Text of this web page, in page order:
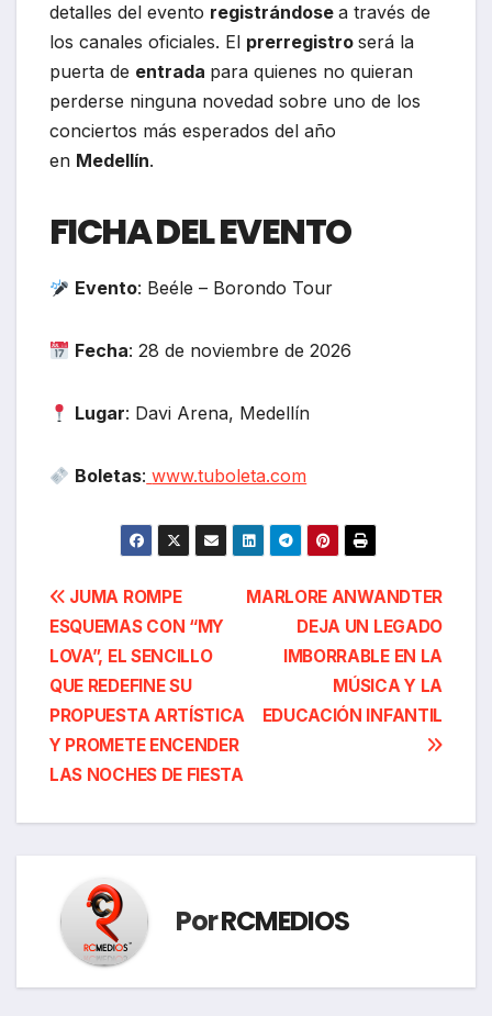
detalles del evento registrándose a través de
los canales oficiales. El prerregistro será la
puerta de entrada para quienes no quieran
perderse ninguna novedad sobre uno de los
conciertos más esperados del año
en Medellín.
FICHA DEL EVENTO
Evento: Beéle – Borondo Tour
Fecha: 28 de noviembre de 2026
Lugar: Davi Arena, Medellín
Boletas: www.tuboleta.com
Navegación
de
entradas
MARLORE ANWANDTER
DEJA UN LEGADO
IMBORRABLE EN LA
MÚSICA Y LA
EDUCACIÓN INFANTIL
JUMA ROMPE
ESQUEMAS CON “MY
LOVA”, EL SENCILLO
QUE REDEFINE SU
PROPUESTA ARTÍSTICA
Y PROMETE ENCENDER
LAS NOCHES DE FIESTA
PorRCMEDIOS